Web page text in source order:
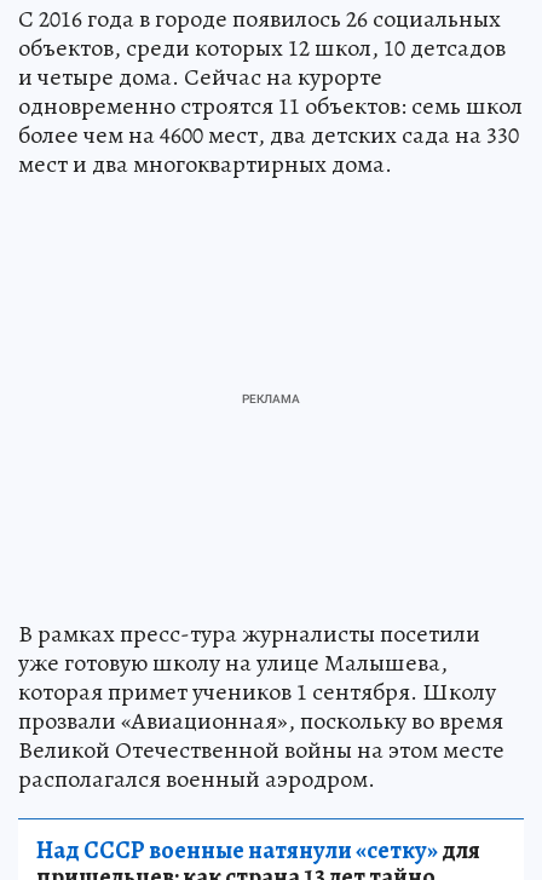
С 2016 года в городе появилось 26 социальных
объектов, среди которых 12 школ, 10 детсадов
и четыре дома. Сейчас на курорте
одновременно строятся 11 объектов: семь школ
более чем на 4600 мест, два детских сада на 330
мест и два многоквартирных дома.
В рамках пресс-тура журналисты посетили
уже готовую школу на улице Малышева,
которая примет учеников 1 сентября. Школу
прозвали «Авиационная», поскольку во время
Великой Отечественной войны на этом месте
располагался военный аэродром.
Над СССР военные натянули «сетку»для